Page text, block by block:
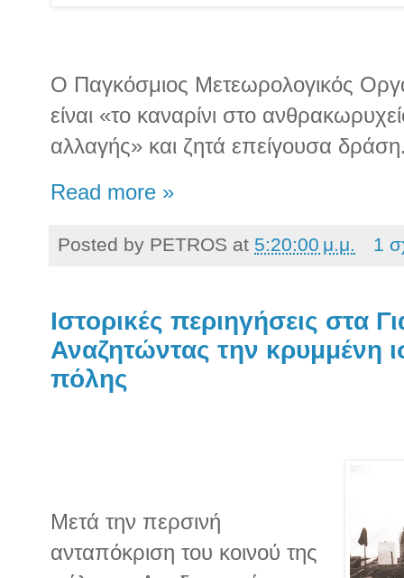
Ο Παγκόσμιος Μετεωρολογικός
είναι «το καναρίνι στο
αλλαγής» και ζητά επείγουσα
Read more »
Posted by PETROS at 5:20:00 μ.μ. 1
Ιστορικές περιηγήσεις στα
Αναζητώντας την κρυμμένη
πόλης
Μετά την περσινή
ανταπόκριση του κοινού της